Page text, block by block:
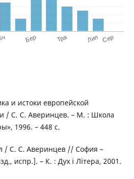
и истоки европейской
/ С. С. Аверинцев. – М. : Школа
1996. – 448 с.
/ С. С. Аверинцев // София –
испр.]. – К. : Дух і Літера, 2001.